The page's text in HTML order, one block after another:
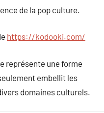
de la pop culture.
https://kodooki.com/
représente une forme
embellit les
domaines culturels.